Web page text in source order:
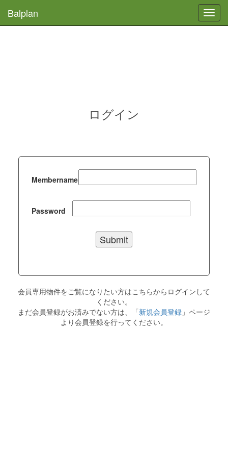
Balplan
ログイン
Membername
Password
会員専用物件をご覧になりたい方はこちらからログインして
ください。
まだ会員登録がお済みでない方は、「新規会員登録 」ページ
より会員登録を行ってください。